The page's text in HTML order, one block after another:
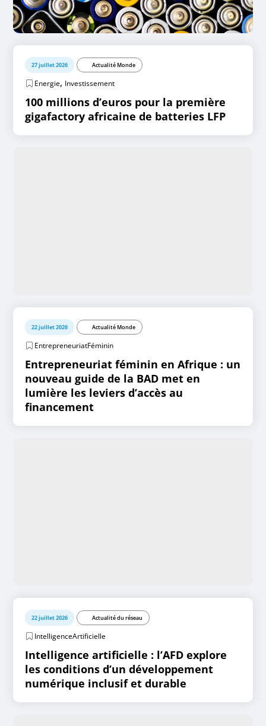
27 juillet 2026 Actualité Monde
Energie, Investissement
100 millions d’euros pour la première
gigafactory africaine de batteries LFP
22 juillet 2026 Actualité Monde
EntrepreneuriatFéminin
Entrepreneuriat féminin en Afrique : un
nouveau guide de la BAD met en
lumière les leviers d’accès au
financement
22 juillet 2026 Actualité du réseau
IntelligenceArtificielle
Intelligence artificielle : l’AFD explore
les conditions d’un développement
numérique inclusif et durable